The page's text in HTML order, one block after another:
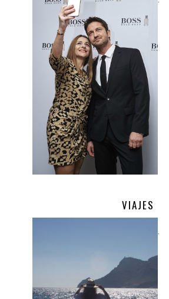
VIAJES
.